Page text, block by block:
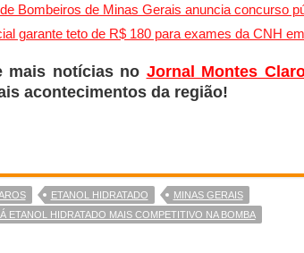
Bombeiros de Minas Gerais anuncia concurso
garante teto de R$ 180 para exames da CNH
mais notícias no Jornal Montes
acontecimentos da região!
ETANOL HIDRATADO
MINAS GERAIS
ETANOL HIDRATADO MAIS COMPETITIVO NA BOMBA